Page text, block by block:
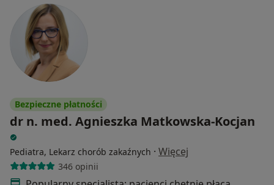
Bezpieczne płatności
dr n. med. Agnieszka Matkowska-Kocjan
Pediatra, Lekarz chorób zakaźnych · Więcej
346 opinii